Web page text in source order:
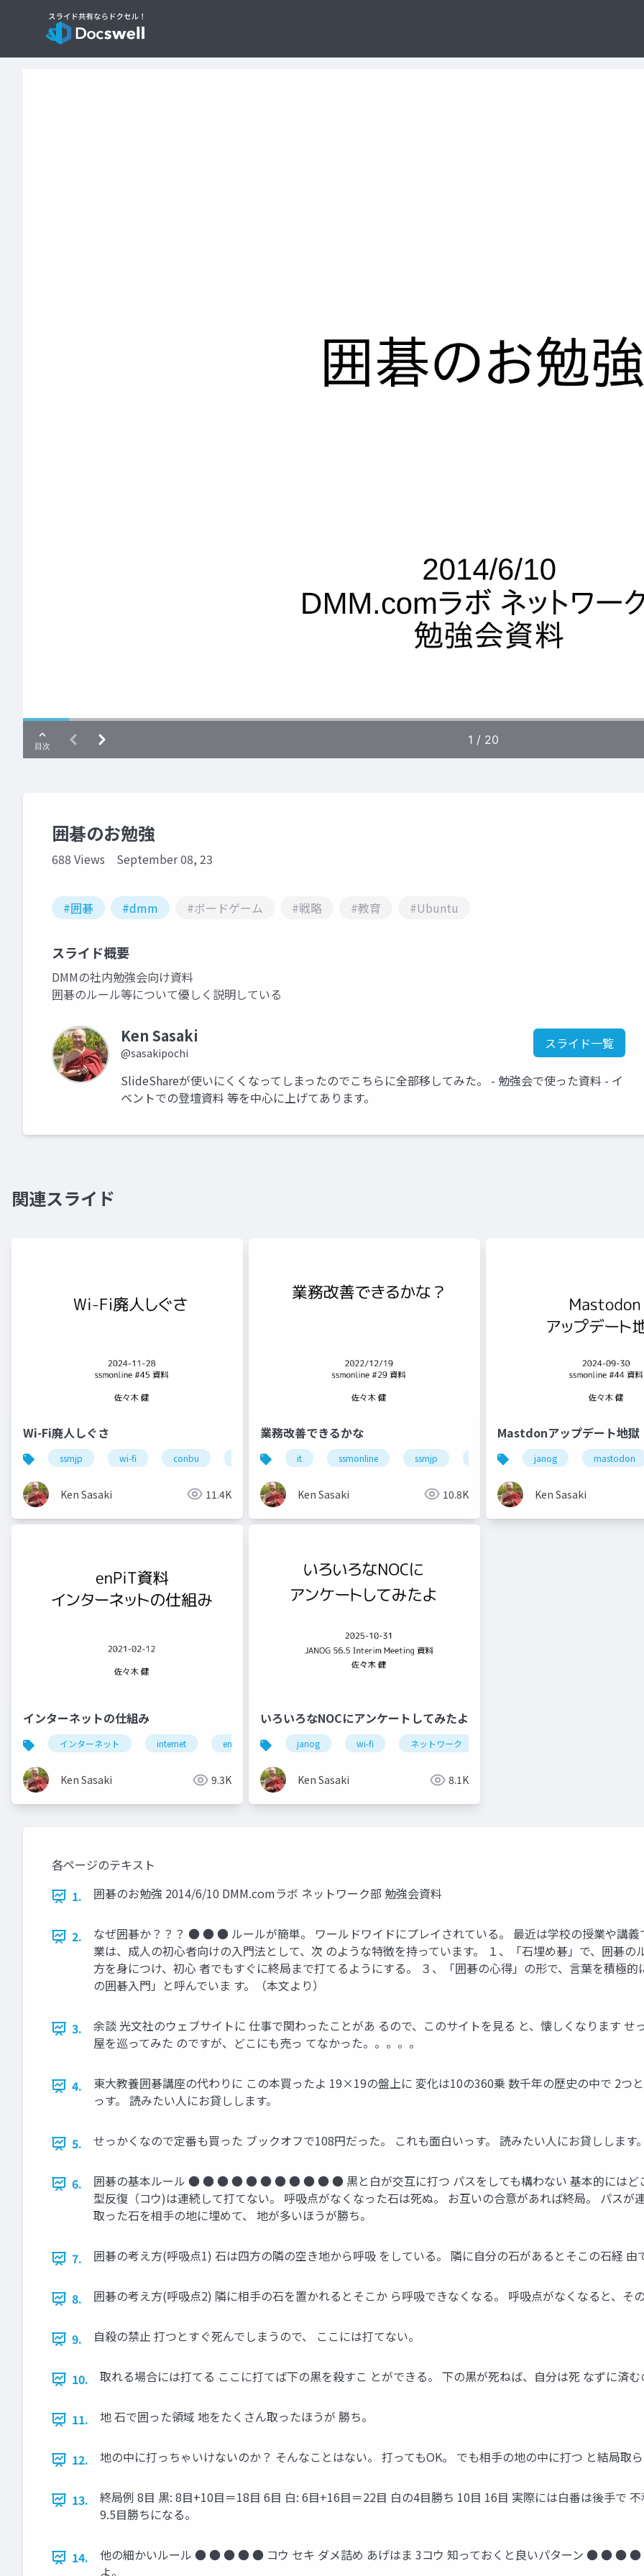
囲碁のお勉強
688 Views September 08, 23
#囲碁 #dmm #ボードゲーム #戦略 #教育 #Ubuntu
スライド概要
DMMの社内勉強会向け資料
囲碁のルール等について優しく説明している
Ken Sasaki
@sasakipochi
スライド一覧
SlideShareが使いにくくなってしまったのでこちらに全部移してみた。 - 勉強会で使った資料 - イ
ベントでの登壇資料 等を中心に上げてあります。
関連スライド
Wi-Fi廃人しぐさ
ssmjp wi-fi conbu bakuchiku ssmonline ネットワーク
Ken Sasaki 11.4K
業務改善できるかな
it ssmonline ssmjp 業務改善
Ken Sasaki 10.8K
Mastdonアップデート地獄
janog mastodon
Ken Sasaki
インターネットの仕組み
インターネット internet enpit
Ken Sasaki 9.3K
いろいろなNOCにアンケートしてみたよ
janog wi-fi ネットワーク
Ken Sasaki 8.1K
各ページのテキスト
1.
囲碁のお勉強 2014/6/10 DMM.comラボ ネットワーク部 勉強会資料
2.
なぜ囲碁か？？？ ● ● ● ルールが簡単。 ワールドワイドにプレイされている。 最近は学校の授業や講
業は、成人の初心者向けの入門法として、次 のような特徴を持っています。 １、「石埋め碁」で、囲碁
方を身につけ、初心 者でもすぐに終局まで打てるようにする。 ３、「囲碁の心得」の形で、言葉を積極
の囲碁入門」と呼んでいま す。（本文より）
3.
余談 光文社のウェブサイトに 仕事で関わったことがあ るので、このサイトを見る と、懐しくなります
屋を巡ってみた のですが、どこにも売っ てなかった。。。。。
4.
東大教養囲碁講座の代わりに この本買ったよ 19×19の盤上に 変化は10の360乗 数千年の歴史の中で 2つ
っす。 読みたい人にお貸しします。
5. せっかくなので定番も買った ブックオフで108円だった。 これも面白いっす。 読みたい人にお貸しします
6.
囲碁の基本ルール ● ● ● ● ● ● ● ● ● ● ● 黒と白が交互に打つ パスをしても構わない 基本的にはどこ
型反復（コウ)は連続して打てない。 呼吸点がなくなった石は死ぬ。 お互いの合意があれば終局。 パス
取った石を相手の地に埋めて、 地が多いほうが勝ち。
7. 囲碁の考え方(呼吸点1) 石は四方の隣の空き地から呼吸 をしている。 隣に自分の石があるとそこの石経 由
8. 囲碁の考え方(呼吸点2) 隣に相手の石を置かれるとそこか ら呼吸できなくなる。 呼吸点がなくなると、そ
9. 自殺の禁止 打つとすぐ死んでしまうので、 ここには打てない。
10. 取れる場合には打てる ここに打てば下の黒を殺すこ とができる。 下の黒が死ねば、自分は死 なずに済
11. 地 石で囲った領域 地をたくさん取ったほうが 勝ち。
12. 地の中に打っちゃいけないのか？ そんなことはない。 打ってもOK。 でも相手の地の中に打つ と結局取
13.
終局例 8目 黒: 8目+10目＝18目 6目 白: 6目+16目＝22目 白の4目勝ち 10目 16目 実際には白番は後手で
9.5目勝ちになる。
14.
他の細かいルール ● ● ● ● ● コウ セキ ダメ詰め あげはま 3コウ 知っておくと良いパターン ● ● ● ●
よ。